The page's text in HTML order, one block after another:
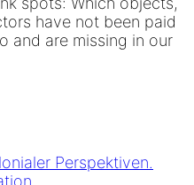
have not been paid
and are missing in our
Perspektiven.